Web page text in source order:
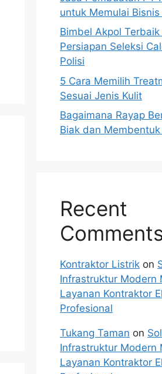
untuk Memulai
Bimbel Akpol
Persiapan Seleksi
Polisi
5 Cara Memilih
Sesuai Jenis Kulit
Bagaimana Rayap
Biak dan Membentuk
Recent
Kontraktor Listrik on
Infrastruktur Modern
Layanan Kontraktor
Profesional
Tukang Taman on
Infrastruktur Modern
Layanan Kontraktor